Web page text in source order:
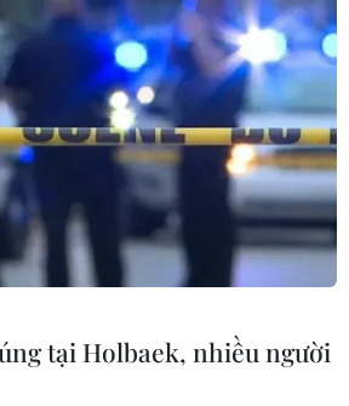
vong ở Thái Lan kể từ đầu
nắng
vong do say nắng đều là người
trong độ tuổi lao động, nông dân và
giới tử vong nhiều hơn nữ giới.
tại Holbaek, nhiều người